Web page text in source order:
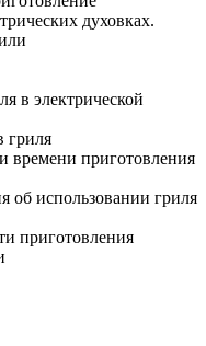
духовках.
в электрической
гриля
времени приготовления
об использовании гриля
приготовления